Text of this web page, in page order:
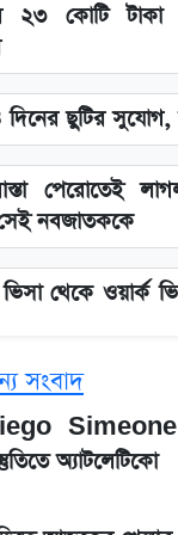
২৩ কোটি টাকা
দিনের ছুটির
পেরোতেই
নবজাতককে
থেকে ওয়ার্ক
ঝড় তুললেন
সোনার নতুন দাম
সংবাদ
Simeone
অ্যাটলেটিকো